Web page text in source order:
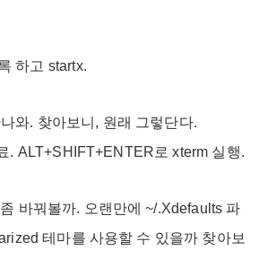
하고 startx.
와. 찾아보니, 원래 그렇단다.
. ALT+SHIFT+ENTER로 xterm 실행.
바꿔볼까. 오랜만에 ~/.Xdefaults 파
테마를 사용할 수 있을까 찾아보